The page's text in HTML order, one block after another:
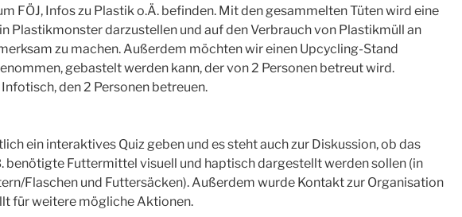
FÖJ, Infos zu Plastik o.Ä. befinden. Mit den gesammelten Tüten wird eine
Plastikmonster darzustellen und auf den Verbrauch von Plastikmüll an
zu machen. Außerdem möchten wir einen Upcycling-Stand
gebastelt werden kann, der von 2 Personen betreut wird.
den 2 Personen betreuen.
ein interaktives Quiz geben und es steht auch zur Diskussion, ob das
benötigte Futtermittel visuell und haptisch dargestellt werden sollen (in
Flaschen und Futtersäcken). Außerdem wurde Kontakt zur Organisation
für weitere mögliche Aktionen.